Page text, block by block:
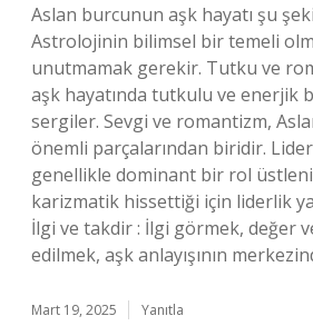
Aslan burcunun aşk hayatı şu
Astrolojinin bilimsel bir temeli
unutmamak gerekir. Tutku ve
aşk hayatında tutkulu ve enerjik
sergiler. Sevgi ve romantizm,
önemli parçalarından biridir.
genellikle dominant bir rol
karizmatik hissettiği için liderlik
İlgi ve takdir : İlgi görmek, değer
edilmek, aşk anlayışının
Mart 19, 2025 Yanıtla